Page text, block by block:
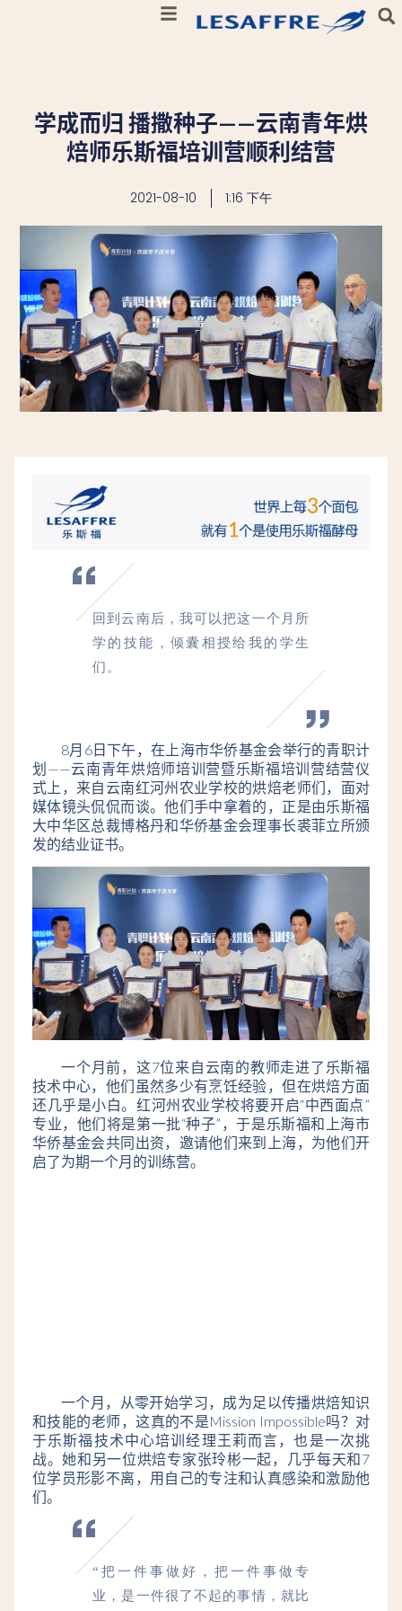
学成而归 播撒种子——云南青年烘
焙师乐斯福培训营顺利结营
2021-08-10 1:16 下午
回到云南后，我可以把这一个月所
学的技能，倾囊相授给我的学生
们。
8月6日下午，在上海市华侨基金会举行的青职计
划——云南青年烘焙师培训营暨乐斯福培训营结营仪
式上，来自云南红河州农业学校的烘焙老师们，面对
媒体镜头侃侃而谈。他们手中拿着的，正是由乐斯福
大中华区总裁博格丹和华侨基金会理事长裘菲立所颁
发的结业证书。
一个月前，这7位来自云南的教师走进了乐斯福
技术中心，他们虽然多少有烹饪经验，但在烘焙方面
还几乎是小白。红河州农业学校将要开启“中西面点”
专业，他们将是第一批“种子”，于是乐斯福和上海市
华侨基金会共同出资，邀请他们来到上海，为他们开
启了为期一个月的训练营。
一个月，从零开始学习，成为足以传播烘焙知识
和技能的老师，这真的不是Mission Impossible吗？对
于乐斯福技术中心培训经理王莉而言，也是一次挑
战。她和另一位烘焙专家张玲彬一起，几乎每天和7
位学员形影不离，用自己的专注和认真感染和激励他
们。
“把一件事做好，把一件事做专
业，是一件很了不起的事情，就比